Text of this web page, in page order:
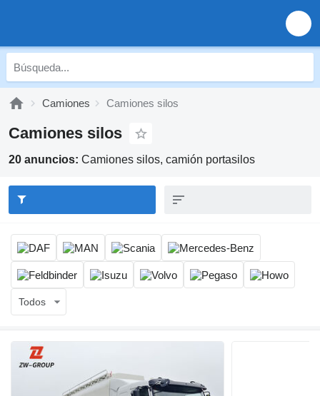
Camiones Camiones silos
Camiones silos
20 anuncios: Camiones silos, camión portasilos
Todos